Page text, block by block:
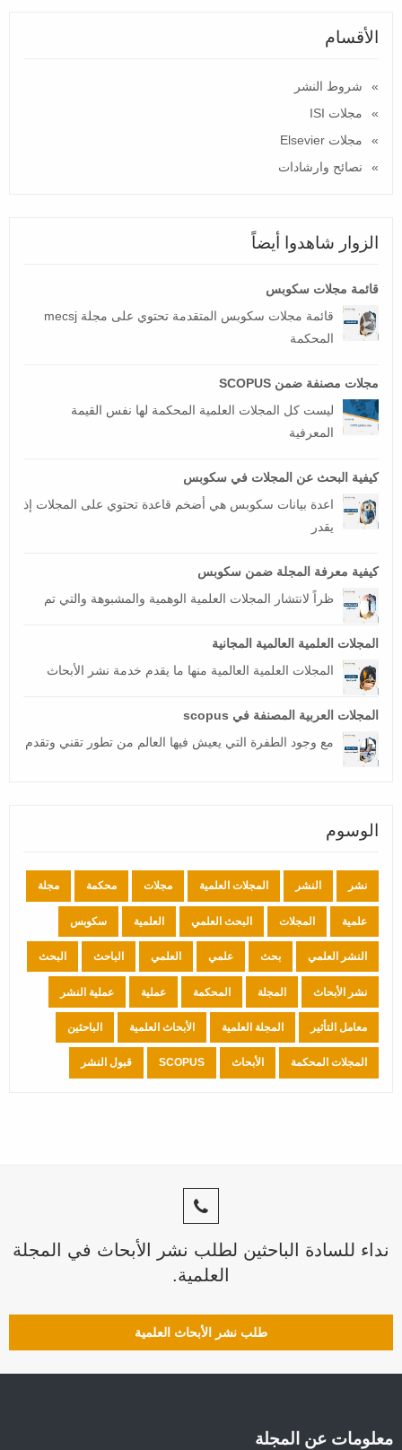
الأقسام
شروط النشر
مجلات ISI
مجلات Elsevier
نصائح وارشادات
الزوار شاهدوا أيضاً
قائمة مجلات سكوبس
قائمة مجلات سكوبس المتقدمة تحتوي على مجلة mecsj
المحكمة
مجلات مصنفة ضمن SCOPUS
ليست كل المجلات العلمية المحكمة لها نفس القيمة
المعرفية
كيفية البحث عن المجلات في سكوبس
اعدة بيانات سكوبس هي أضخم قاعدة تحتوي على المجلات إذ
يقدر
كيفية معرفة المجلة ضمن سكوبس
ظراً لانتشار المجلات العلمية الوهمية والمشبوهة والتي تم
المجلات العلمية العالمية المجانية
المجلات العلمية العالمية منها ما يقدم خدمة نشر الأبحاث
المجلات العربية المصنفة في scopus
مع وجود الطفرة التي يعيش فيها العالم من تطور تقني وتقدم
الوسوم
نشر النشر المجلات العلمية مجلات محكمة مجلة
علمية المجلات البحث العلمي العلمية سكوبس
النشر العلمي بحث علمي العلمي الباحث البحث
نشر الأبحاث المجلة المحكمة عملية عملية النشر
معامل التأثير المجلة العلمية الأبحاث العلمية الباحثين
المجلات المحكمة الأبحاث SCOPUS قبول النشر
نداء للسادة الباحثين لطلب نشر الأبحاث في المجلة
العلمية.
طلب نشر الأبحاث العلمية
معلومات عن المجلة